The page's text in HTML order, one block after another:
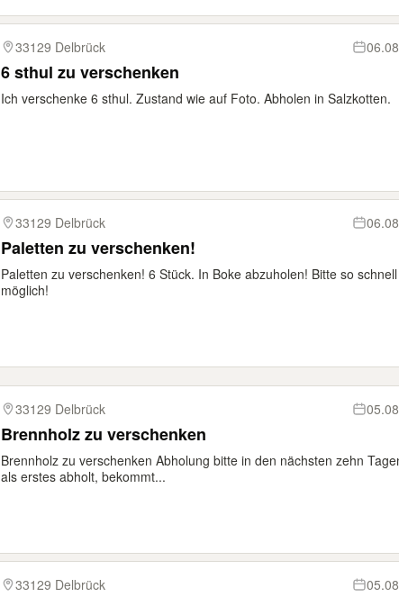
33129 Delbrück
6 sthul zu verschenken
Ich verschenke 6 sthul. Zustand wie auf Foto. Abholen in Salzkotten.
33129 Delbrück
Paletten zu verschenken!
Paletten zu verschenken! 6 Stück. In Boke abzuholen! Bitte so
möglich!
33129 Delbrück
Brennholz zu verschenken
Brennholz zu verschenken Abholung bitte in den nächsten zehn
als erstes abholt, bekommt...
33129 Delbrück